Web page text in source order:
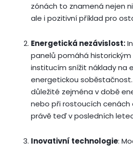
zónách to znamená nejen
ale i pozitivní příklad pro
Energetická nezávislost:
panelů pomáhá
institucím snížit náklady na
energetickou
důležité zejména v době
nebo při rostoucích cenách
právě teď v posledních
Inovativní technologie: